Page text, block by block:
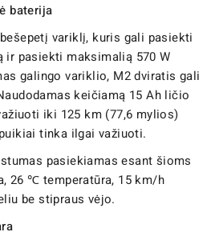
baterija
variklį, kuris gali pasiekti
ir pasiekti maksimalią 570 W
galingo variklio, M2 dviratis gali
keičiamą 15 Ah ličio
iki 125 km (77,6 mylios)
tinka ilgai važiuoti.
pasiekiamas esant šioms
26 ℃ temperatūra, 15 km/h
be stipraus vėjo.